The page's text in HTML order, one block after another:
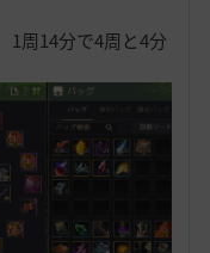
14分で4周と4分